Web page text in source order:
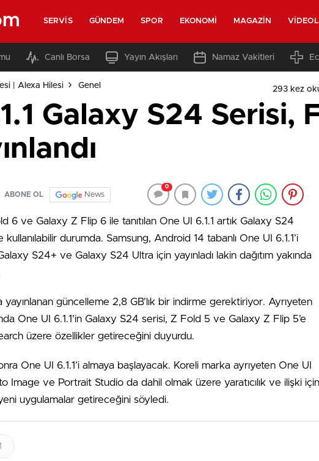
SERVIS GÜNDEM SPOR EKONOMI MAGAZIN
Canlı Borsa Yayın Akışları Namaz Vakitleri
| Alexa Hilesi Genel 293 kez
Galaxy S24 Serisi,
ABONE OL News
0
6 ve Galaxy Z Flip 6 ile tanıtılan One UI 6.1.1 artık Galaxy S24
durumda. Samsung, Android 14 tabanlı One UI 6.1.1’i
S24+ ve Galaxy S24 Ultra için yayınladı lakin dağıtım yakında
güncelleme 2,8 GB’lık bir indirme gerektiriyor. Ayrıyeten
One UI 6.1.1’in Galaxy S24 serisi, Z Fold 5 ve Galaxy Z Flip 5’e
üzere özellikler getireceğini duyurdu.
One UI 6.1.1’i almaya başlayacak. Koreli marka ayrıyeten One UI
Image ve Portrait Studio da dahil olmak üzere yaratıcılık ve ilişki için
uygulamalar getireceğini söyledi.